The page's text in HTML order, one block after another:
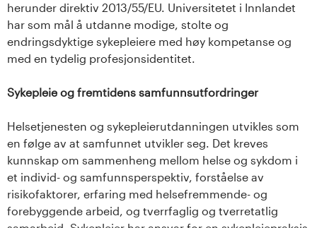
herunder direktiv 2013/55/EU. Universitetet i Innlandet
har som mål å utdanne modige, stolte og
endringsdyktige sykepleiere med høy kompetanse og
med en tydelig profesjonsidentitet.
Sykepleie og fremtidens samfunnsutfordringer
Helsetjenesten og sykepleierutdanningen utvikles som
en følge av at samfunnet utvikler seg. Det kreves
kunnskap om sammenheng mellom helse og sykdom i
et individ- og samfunnsperspektiv, forståelse av
risikofaktorer, erfaring med helsefremmende- og
forebyggende arbeid, og tverrfaglig og tverretatlig